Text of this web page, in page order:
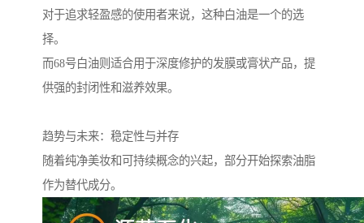
对于追求轻盈感的使用者来说，这种白油是一个的选
择。
而68号白油则适合用于深度修护的发膜或膏状产品，提
供强的封闭性和滋养效果。
趋势与未来：稳定性与并存
随着纯净美妆和可持续概念的兴起，部分开始探索油脂
作为替代成分。